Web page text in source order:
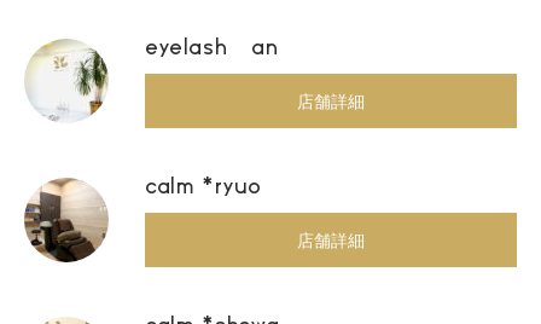
eyelash an
店舗詳細
calm *ryuo
店舗詳細